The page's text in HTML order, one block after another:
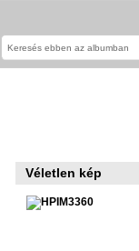
Véletlen kép